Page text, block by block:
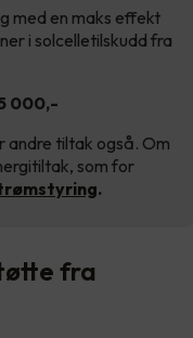
med en maks effekt
i solcelletilskudd fra
000,-
andre tiltak også. Om
som for
.
fra